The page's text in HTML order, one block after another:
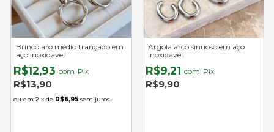
Brinco aro médio trançado em
aço inoxidável
R$12,93 com Pix
R$13,90
2 x de R$6,95 sem juros
Argola arco sinuoso em aço
inoxidável
R$9,21 com Pix
R$9,90